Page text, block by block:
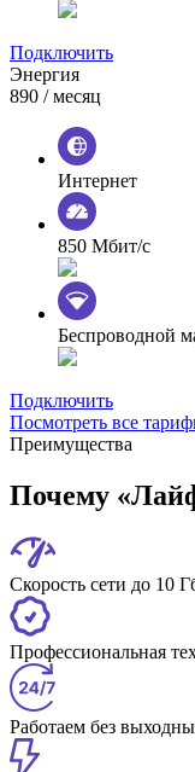
Подключить
Энергия
890 / месяц
Интернет
850 Мбит/с
Беспроводной
Подключить
Посмотреть все
Преимущества
Почему
Скорость сети до 10
Профессиональная
Работаем без